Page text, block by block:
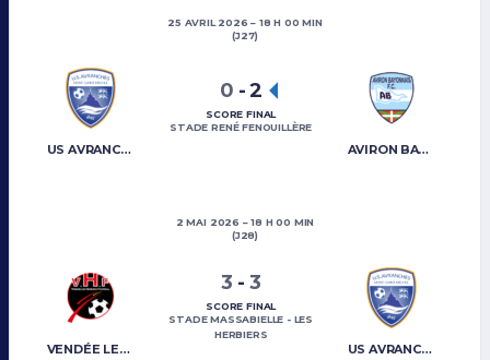
25 AVRIL 2026
18 H 00 MIN
(J27)
US AVRANCHES MONT-SAINT-MICHEL AVIRON BAYONNAIS FC
0 -2
SCORE FINAL
STADE RENÉ FENOUILLÈRE
2 MAI 2026
18 H 00 MIN
(J28)
VENDÉE LES HERBIERS FOOTBALL US AVRANCHES MONT-SAINT-MICHEL
3 - 3
SCORE FINAL
STADE MASSABIELLE - LES
HERBIERS